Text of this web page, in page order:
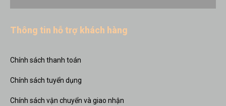
Thông tin hỗ trợ khách hàng
Chính sách thanh toán
Chính sách tuyển dụng
Chính sách vận chuyển và giao nhận